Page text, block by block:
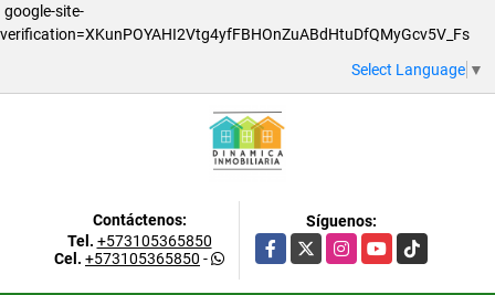
google-site-
verification=XKunPOYAHI2Vtg4yfFBHOnZuABdHtuDfQMyGcv5V_Fs
Select Language ▼
Contáctenos:
Tel. +573105365850
Cel. +573105365850 -
Síguenos:
Facebook
X InstagramYouTubeTikTok